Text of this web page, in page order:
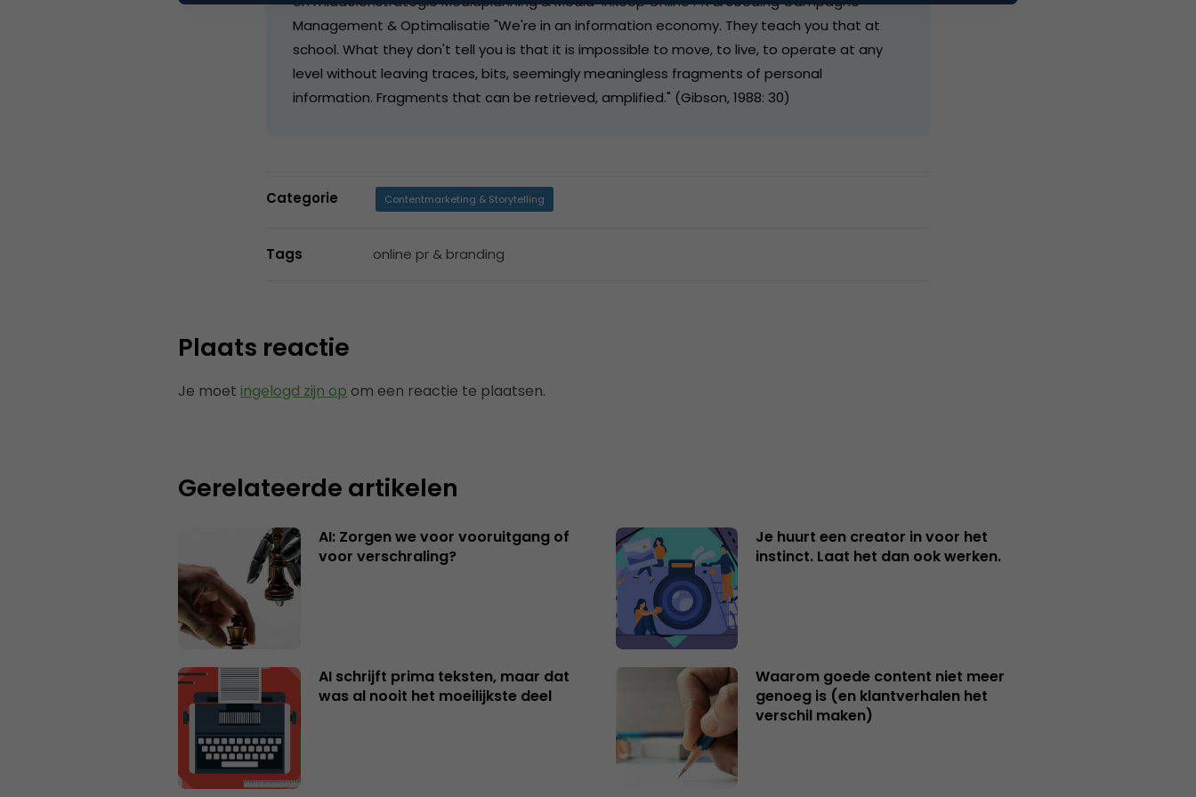
Management & Optimalisatie "We're in an information economy. They teach you that at
school. What they don't tell you is that it is impossible to move, to live, to operate at any
level without leaving traces, bits, seemingly meaningless fragments of personal
information. Fragments that can be retrieved, amplified." (Gibson, 1988: 30)
Categorie Contentmarketing & Storytelling
Tags online pr & branding
Plaats reactie
Je moet ingelogd zijn op om een reactie te plaatsen.
Gerelateerde artikelen
AI: Zorgen we voor vooruitgang of
voor verschraling?
Je huurt een creator in voor het
instinct. Laat het dan ook werken.
AI schrijft prima teksten, maar dat
was al nooit het moeilijkste deel
Waarom goede content niet meer
genoeg is (en klantverhalen het
verschil maken)